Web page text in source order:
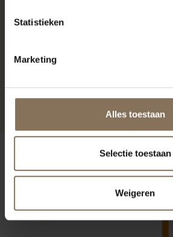
Statistieken
Marketing
Alles toestaan
Selectie toestaan
Weigeren
DE PURMER MET ARM |
VANAF€ 289,00
ONZE MERKEN